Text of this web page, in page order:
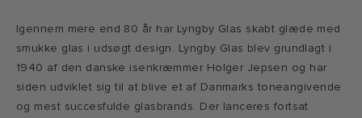
Igennem mere end 80 år har Lyngby Glas skabt glæde med
smukke glas i udsøgt design. Lyngby Glas blev grundlagt i
1940 af den danske isenkræmmer Holger Jepsen og har
siden udviklet sig til at blive et af Danmarks toneangivende
og mest succesfulde glasbrands. Der lanceres fortsat